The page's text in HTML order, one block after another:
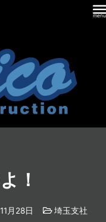
！
月28日 埼玉支社